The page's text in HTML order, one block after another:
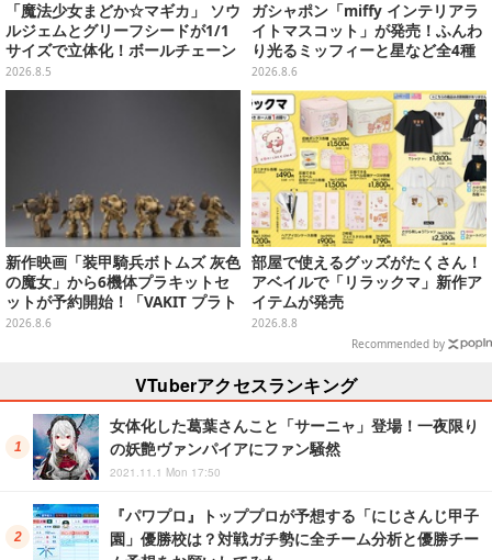
「魔法少女まどか☆マギカ」 ソウ
ルジェムとグリーフシードが1/1
サイズで立体化！ボールチェーン
を外せばフィギュアとして飾れる
ガシャポン全6種
2026.8.5
ガシャポン「miffy インテリアラ
イトマスコット」が発売！ふんわ
り光るミッフィーと星など全4種
ラインナップ
2026.8.6
新作映画「装甲騎兵ボトムズ 灰色
の魔女」から6機体プラキットセ
ットが予約開始！「VAKIT プラト
ーン」第1弾、各部関節可動仕様
2026.8.6
部屋で使えるグッズがたくさん！
アベイルで「リラックマ」新作ア
イテムが発売
2026.8.8
Recommended by
VTuberアクセスランキング
女体化した葛葉さんこと「サーニャ」登場！一夜限り
の妖艶ヴァンパイアにファン騒然
2021.11.1 Mon 17:50
『パワプロ』トッププロが予想する「にじさんじ甲子
園」優勝校は？対戦ガチ勢に全チーム分析と優勝チー